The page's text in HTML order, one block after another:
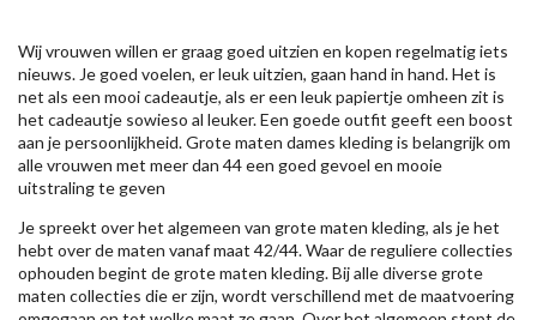
Wij vrouwen willen er graag goed uitzien en kopen regelmatig iets
nieuws. Je goed voelen, er leuk uitzien, gaan hand in hand. Het is
net als een mooi cadeautje, als er een leuk papiertje omheen zit is
het cadeautje sowieso al leuker. Een goede outfit geeft een boost
aan je persoonlijkheid. Grote maten dames kleding is belangrijk om
alle vrouwen met meer dan 44 een goed gevoel en mooie
uitstraling te geven
Je spreekt over het algemeen van grote maten kleding, als je het
hebt over de maten vanaf maat 42/44. Waar de reguliere collecties
ophouden begint de grote maten kleding. Bij alle diverse grote
maten collecties die er zijn, wordt verschillend met de maatvoering